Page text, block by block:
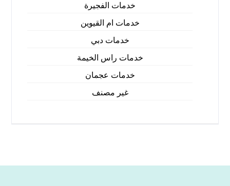
خدمات الفجيرة
خدمات ام القيوين
خدمات دبي
خدمات راس الخيمة
خدمات عجمان
غير مصنف